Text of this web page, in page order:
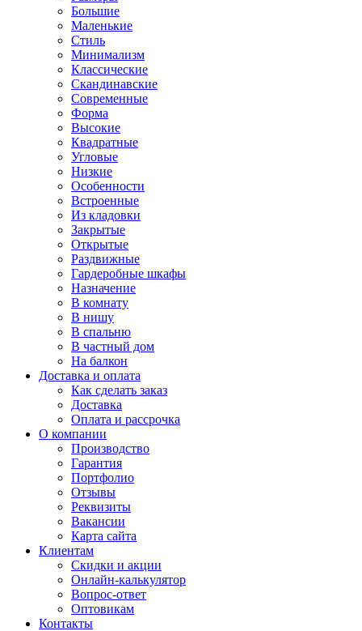
Большие
Маленькие
Стиль
Минимализм
Классические
Скандинавские
Современные
Форма
Высокие
Квадратные
Угловые
Низкие
Особенности
Встроенные
Из кладовки
Закрытые
Открытые
Раздвижные
Гардеробные шкафы
Назначение
В комнату
В нишу
В спальню
В частный дом
На балкон
Доставка и оплата
Как сделать заказ
Доставка
Оплата и рассрочка
О компании
Производство
Гарантия
Портфолио
Отзывы
Реквизиты
Вакансии
Карта сайта
Клиентам
Скидки и акции
Онлайн-калькулятор
Вопрос-ответ
Оптовикам
Контакты